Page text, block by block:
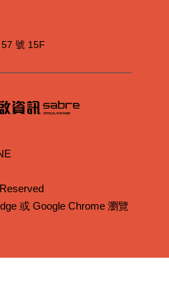
號 15F
或 Google Chrome 瀏覽